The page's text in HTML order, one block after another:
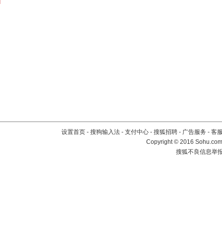
设置首页 - 搜狗输入法 - 支付中心 - 搜狐招聘 - 广告服务 - 客
Copyright©2016
搜狐不良信息举